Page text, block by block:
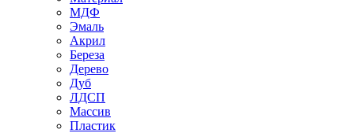
МДФ
Эмаль
Акрил
Береза
Дерево
Дуб
ЛДСП
Массив
Пластик